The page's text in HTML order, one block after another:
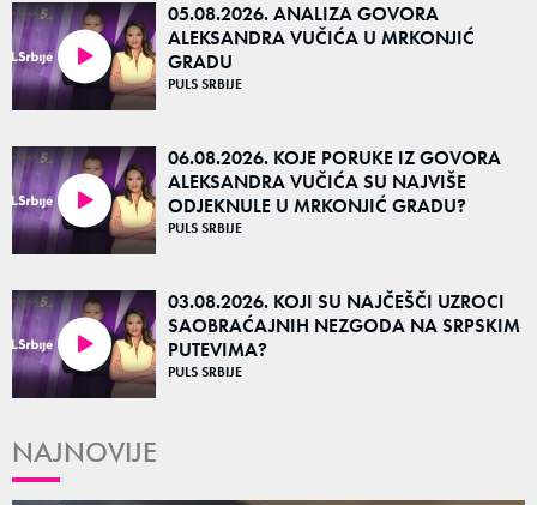
05.08.2026. ANALIZA GOVORA
ALEKSANDRA VUČIĆA U MRKONJIĆ
GRADU
PULS SRBIJE
06.08.2026. KOJE PORUKE IZ GOVORA
ALEKSANDRA VUČIĆA SU NAJVIŠE
ODJEKNULE U MRKONJIĆ GRADU?
PULS SRBIJE
03.08.2026. KOJI SU NAJČEŠČI UZROCI
SAOBRAĆAJNIH NEZGODA NA SRPSKIM
PUTEVIMA?
PULS SRBIJE
NAJNOVIJE